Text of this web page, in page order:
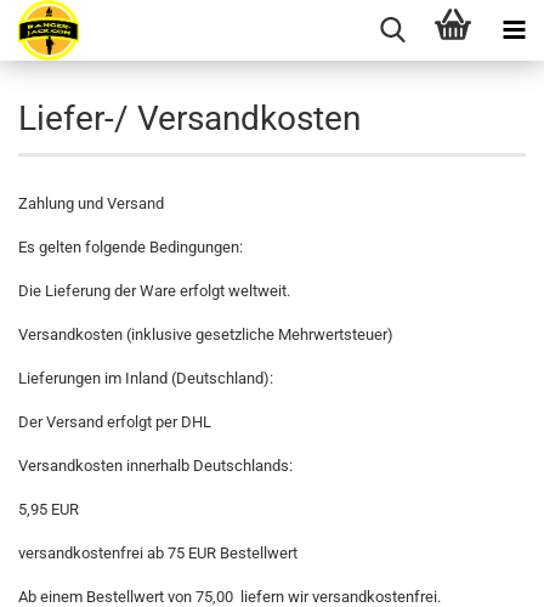
Liefer-/ Versandkosten
Zahlung und Versand
Es gelten folgende Bedingungen:
Die Lieferung der Ware erfolgt weltweit.
Versandkosten (inklusive gesetzliche Mehrwertsteuer)
Lieferungen im Inland (Deutschland):
Der Versand erfolgt per DHL
Versandkosten innerhalb Deutschlands:
5,95 EUR
versandkostenfrei ab 75 EUR Bestellwert
Ab einem Bestellwert von 75,00  liefern wir versandkostenfrei.